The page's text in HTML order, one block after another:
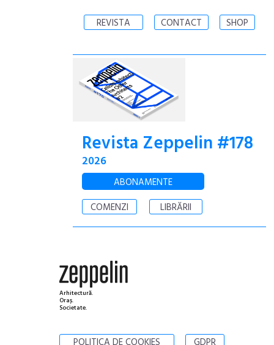
REVISTA CONTACT SHOP
Revista Zeppelin #178
2026
ABONAMENTE
COMENZI
LIBRĂRII
Arhitectură.
Oraș.
Societate.